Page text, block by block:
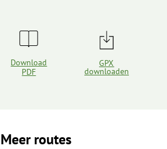
Download
PDF
GPX
downloaden
Meer routes